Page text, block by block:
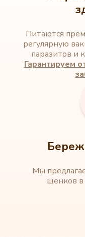
Питаются
регулярную
паразитов и
Гарантируем
Мы
щенков